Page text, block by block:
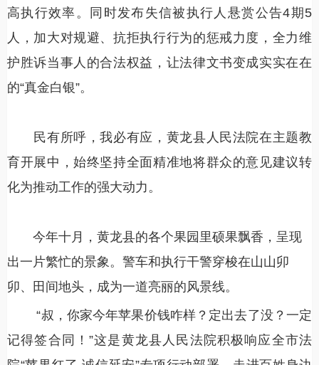
高执行效率。同时发布失信被执行人悬赏公告4期5
人，加大对规避、抗拒执行行为的惩戒力度，全力维
护胜诉当事人的合法权益，让法律文书变成实实在在
的“真金白银”。
民有所呼，我必有应，黄龙县人民法院在主题教
育开展中，始终坚持全面精准地将群众的意见建议转
化为推动工作的强大动力。
今年十月，黄龙县的各个果园里硕果飘香，呈现
出一片繁忙的景象。警车和执行干警穿梭在山山卯
卯、田间地头，成为一道亮丽的风景线。
“叔，你家今年苹果价钱咋样？定出去了没？一定
记得签合同！”这是黄龙县人民法院积极响应全市法